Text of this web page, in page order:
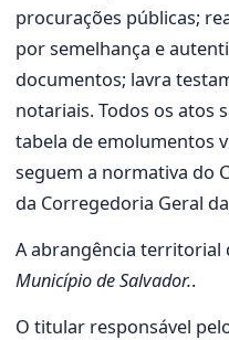
procurações públicas;
por semelhança e
documentos; lavra
notariais. Todos os atos
tabela de emolumentos
seguem a normativa do
da Corregedoria Geral
A abrangência
Município de Salvador..
O titular responsável